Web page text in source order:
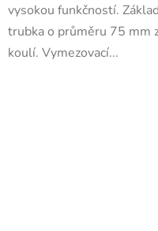
vysokou funkčností.
trubka o průměru 75 mm
koulí. Vymezovací...